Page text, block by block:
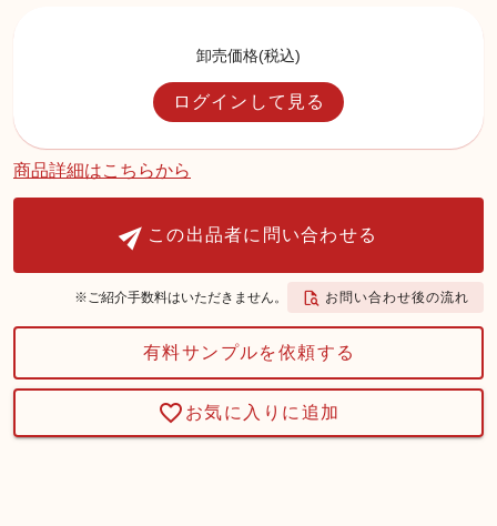
卸売価格(税込)
ログインして見る
商品詳細はこちらから
この出品者に問い合わせる
※ご紹介手数料はいただきません。 お問い合わせ後の流れ
有料サンプルを依頼する
お気に入りに追加